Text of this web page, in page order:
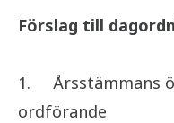
Förslag till
1.
Årsstämmans
ordförande